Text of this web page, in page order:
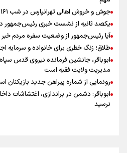
جوش و خروش اهالی تهرانپارس در شب ۱۶۱ تجمعات
یکصد ثانیه از نشست خبری رئیس‌جمهور در روز
آیا رئیس‌جمهور از وضعیت سفره مردم خبر
طلاق؛ زنگ خطری برای خانواده و سرمایه
ابوباقر، جانشین فرمانده نیروی قدس
مدیریت ولایت فقیه است
رونمایی از شماره پیراهن جدید بازیکنان
ابوباقر: دشمن در براندازی، اغتشاشات
نرسید
رهبر شهید انقلاب: آمریکایی‌ها صدها